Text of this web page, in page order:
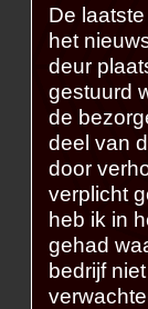
De
het
deur
gestuurd
de
deel van
door
verplicht
heb ik in
gehad
bedrijf